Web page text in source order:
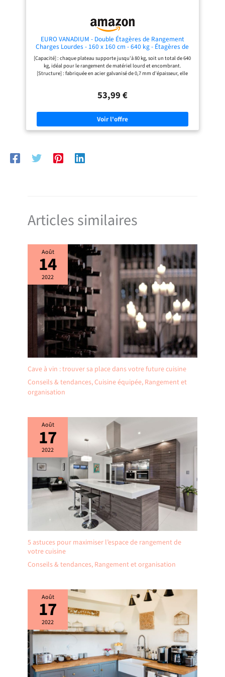
optimisation de votre rangement.
idéale dans la cuisine ; le bureau, le
salon et le garage. FACILE À
ASSEMBLER : Il est très simple de
monter cette étagère métallique
sans avoir à utiliser de vis et boulons
grâce à son ingénieux système
l'étagère.
EURO VANADIUM - Double Étagères de Rangement
Charges Lourdes - 160 x 160 cm - 640 kg - Étagères de
Garage modulables, 4 Niveaux, 8 Plateaux - 40 cm - Gris
[Capacité] : chaque plateau supporte jusqu'à 80 kg, soit un total de 640
kg, idéal pour le rangement de matériel lourd et encombrant.
[Structure] : fabriquée en acier galvanisé de 0,7 mm d'épaisseur, elle
votre espace, en hauteur ou en largeur. [Montage] : notice claire et
débutants. [Sécurité] : les bords recourbés des plateaux limitent les
risques de blessure lors de la manipulation ou du rangement.
53,99 €
Articles similaires
Août
14
2022
Cave à vin : trouver sa place dans votre future cuisine
Conseils & tendances,Cuisine équipée, Rangement et
organisation
Août
17
2022
5 astuces pour maximiser l’espace de rangement de
votre cuisine
Conseils & tendances, Rangement et organisation
Août
17
2022